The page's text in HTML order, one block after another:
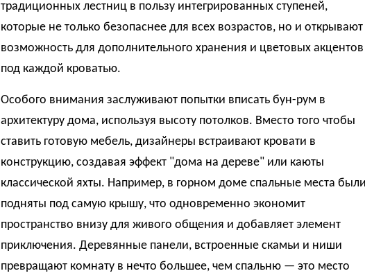
традиционных лестниц в пользу интегрированных ступеней,
которые не только безопаснее для всех возрастов, но и открывают
возможность для дополнительного хранения и цветовых акцентов
под каждой кроватью.
Особого внимания заслуживают попытки вписать бун-рум в
архитектуру дома, используя высоту потолков. Вместо того чтобы
ставить готовую мебель, дизайнеры встраивают кровати в
конструкцию, создавая эффект "дома на дереве" или каюты
классической яхты. Например, в горном доме спальные места
подняты под самую крышу, что одновременно экономит
пространство внизу для живого общения и добавляет элемент
приключения. Деревянные панели, встроенные скамьи и ниши
превращают комнату в нечто большее, чем спальню — это место